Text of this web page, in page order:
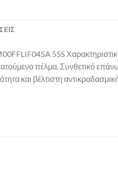
55S
πέλμα. Συνθετικό
και βέλτιστη